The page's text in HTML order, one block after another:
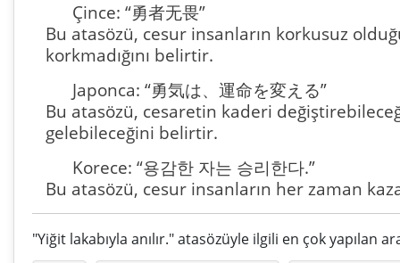
Çince: “勇者无畏”
Bu atasözü, cesur insanların korkusuz
korkmadığını belirtir.
Japonca: “勇気は、運命を変える”
Bu atasözü, cesaretin kaderi
gelebileceğini belirtir.
Korece: “용감한 자는 승리한다.”
Bu atasözü, cesur insanların her zaman
"Yiğit lakabıyla anılır." atasözüyle ilgili en çok yapılan